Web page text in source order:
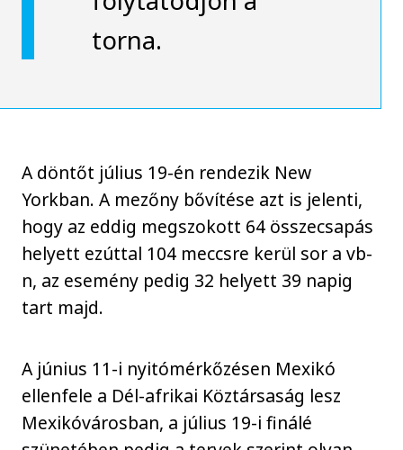
torna.
A döntőt július 19-én rendezik New
Yorkban. A mezőny bővítése azt is jelenti,
hogy az eddig megszokott 64 összecsapás
helyett ezúttal 104 meccsre kerül sor a vb-
n, az esemény pedig 32 helyett 39 napig
tart majd.
A június 11-i nyitómérkőzésen Mexikó
ellenfele a Dél-afrikai Köztársaság lesz
Mexikóvárosban, a július 19-i finálé